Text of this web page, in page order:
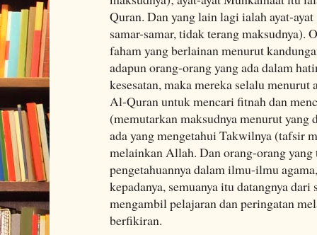
Quran. Dan yang lain lagi ialah ayat-
samar-samar, tidak terang maksudnya).
faham yang berlainan menurut
adapun orang-orang yang ada dalam
kesesatan, maka mereka selalu menurut
Al-Quran untuk mencari fitnah dan
(memutarkan maksudnya menurut yang
ada yang mengetahui Takwilnya (tafsir
melainkan Allah. Dan orang-orang yang
pengetahuannya dalam ilmu-ilmu
kepadanya, semuanya itu datangnya
mengambil pelajaran dan peringatan
berfikiran.